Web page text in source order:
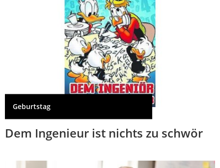
Geburtstag
Dem Ingenieur ist nichts zu schwör